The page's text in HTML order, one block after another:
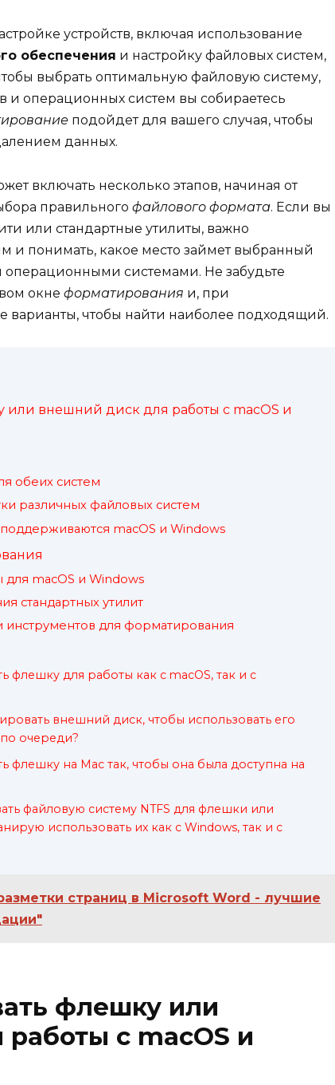
устройств, включая использование
обеспечения и настройку файловых систем,
выбрать оптимальную файловую систему,
и операционных систем вы собираетесь
подойдет для вашего случая, чтобы
данных.
включать несколько этапов, начиная от
правильного файлового формата. Если вы
или стандартные утилиты, важно
и понимать, какое место займет выбранный
системами. Не забудьте
окне форматирования и, при
варианты, чтобы найти наиболее подходящий.
или внешний диск для работы с macOS и
обеих систем
различных файловых систем
macOS и Windows
macOS и Windows
стандартных утилит
для форматирования
флешку для работы как с macOS, так и с
внешний диск, чтобы использовать его
очереди?
флешку на Mac так, чтобы она была доступна на
файловую систему NTFS для флешки или
использовать их как с Windows, так и с
страниц в Microsoft Word - лучшие
флешку или
с macOS и